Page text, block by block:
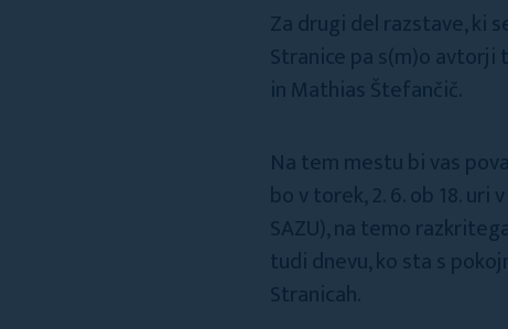
Za drugi del razstave, ki
Stranice pa s(m)o avtorji
in Mathias Štefančič.
Na tem mestu bi vas
bo v torek, 2. 6. ob 18.
SAZU), na temo
tudi dnevu, ko sta s
Stranicah.